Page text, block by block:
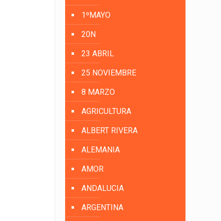
1ºMAYO
20N
23 ABRIL
25 NOVIEMBRE
8 MARZO
AGRICULTURA
ALBERT RIVERA
ALEMANIA
AMOR
ANDALUCIA
ARGENTINA